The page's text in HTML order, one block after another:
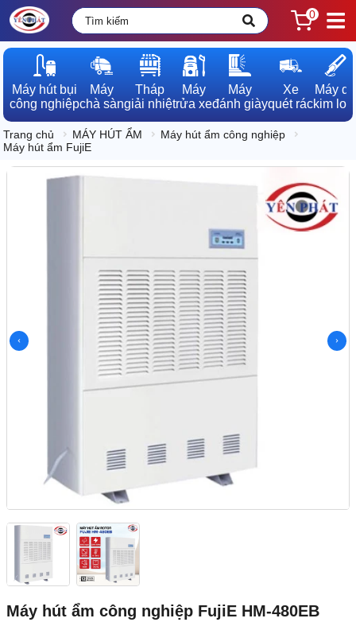
0
Máy hút bụi
công nghiệp
Máy
chà sàn
Tháp
giải nhiệt
Máy
rửa xe
Máy
đánh giày
Xe
quét rác
Máy dò
kim loại
Trang chủ MÁY HÚT ẨM
Máy hút ẩm công nghiệp
Máy hút ẩm FujiE
Máy hút ẩm công nghiệp FujiE HM-480EB